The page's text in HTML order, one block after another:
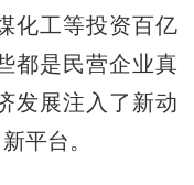
化工等投资百亿
都是民营企业真
发展注入了新动
平台。